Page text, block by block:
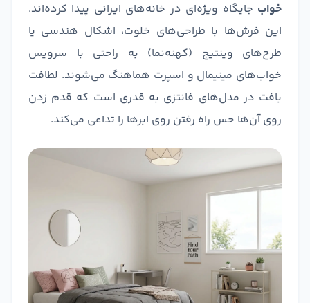
خواب جایگاه ویژه‌ای در خانه‌های ایرانی پیدا کرده‌اند.
این فرش‌ها با طراحی‌های خلوت، اشکال هندسی یا
طرح‌های وینتیج (کهنه‌نما) به راحتی با سرویس
خواب‌های مینیمال و اسپرت هماهنگ می‌شوند. لطافت
بافت در مدل‌های فانتزی به قدری است که قدم زدن
روی آن‌ها حس راه رفتن روی ابرها را تداعی می‌کند.